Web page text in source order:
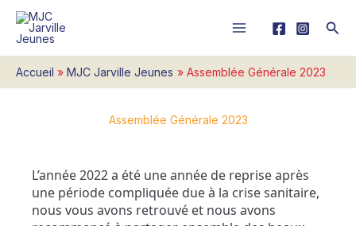
contenu
Accueil MJC Jarville Jeunes Assemblée Générale 2023
Assemblée Générale 2023
L’année 2022 a été une année de reprise après
une période compliquée due à la crise sanitaire,
nous vous avons retrouvé et nous avons